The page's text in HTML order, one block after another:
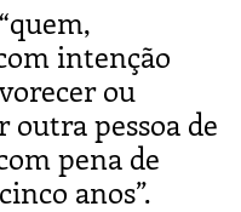
intenção
ou
pessoa de
pena de
anos”.